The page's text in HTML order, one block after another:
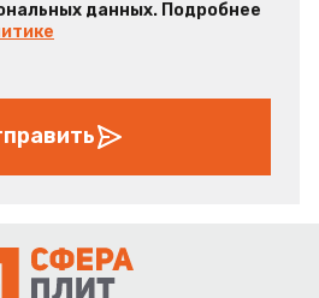
данных. Подробнее